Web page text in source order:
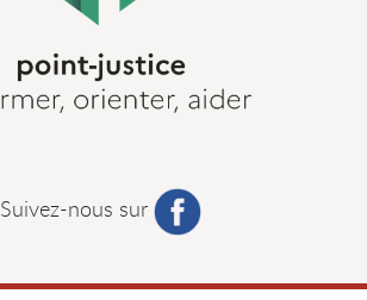
Suivez-nous sur